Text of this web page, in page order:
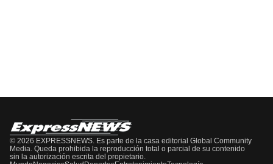
© 2026 EXPRESSNEWS. Es parte de la casa editorial Global Community
Media. Queda prohibida la reproducción total o parcial de su contenido
sin la autorización escrita del propietario.